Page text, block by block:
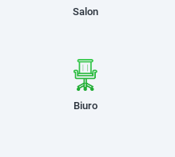
Salon
Biuro